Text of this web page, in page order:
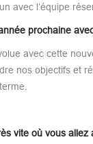
avec l’équipe
prochaine
avec cette
nos objectifs et
vite où vous